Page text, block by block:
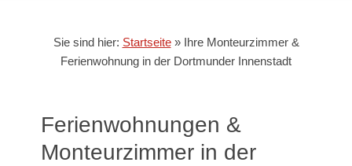
Sie sind hier: Startseite» Ihre Monteurzimmer &
Ferienwohnung in der Dortmunder Innenstadt
Ferienwohnungen &
Monteurzimmer in der